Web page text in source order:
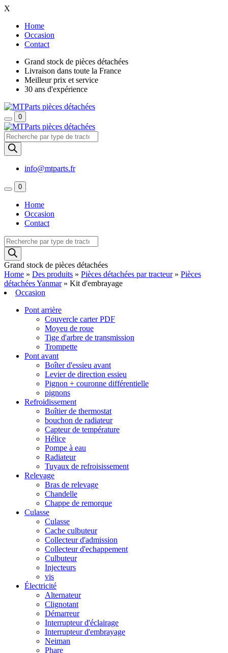
X
Home
Occasion
Contact
Grand stock de pièces détachées
Livraison dans toute la France
Meilleur prix et service
30 ans d'expérience
0
Recherche
de
produits
info@mtparts.fr
0
Home
Occasion
Contact
Recherche
de
produits
Grand stock de pièces détachées
Home » Des produits » Pièces détachées par tracteur» Pièces
détachées Yanmar» Kit d'embrayage
Occasion
Pont arrière
Couvercle carter PDF
Moyeu de roue
Tige d'arbre de transmission
Trompette
Pont avant
Boîter d'essieu avant
Levier de direction essieu
Pignon + couronne différentielle
pignons
Refroidissement
Boîtier de thermostat
bouchon de radiateur
Capteur de température
Hélice
Pompe à eau
Radiateur
Tuyaux de refroisissement
Relevage
Bras de relevage
Chandelle
Chappe de remorque
Culasse
Culasse
Cache culbuteur
Collecteur d'admission
Collecteur d'echappement
Culbuteur
Injecteurs
vis
Électricité
Alternateur
Clignotant
Démarreur
Interrupteur d'éclairage
Interrupteur d'embrayage
Neiman
Phare